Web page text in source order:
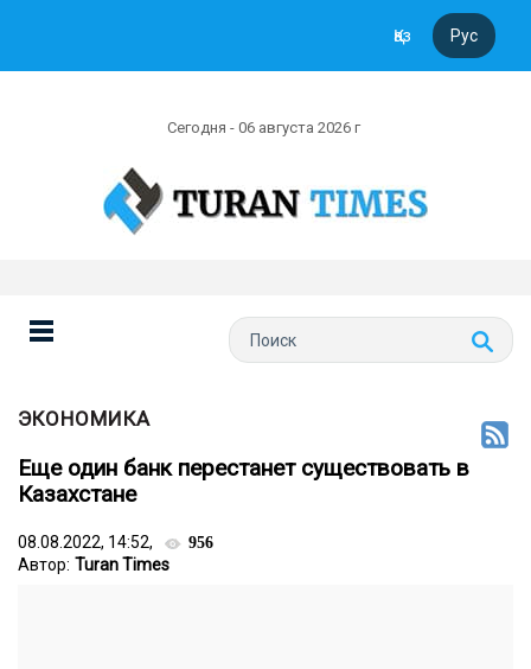
Қаз Рус
Сегодня - 06 августа 2026 г
ЭКОНОМИКА
Еще один банк перестанет существовать в
Казахстане
08.08.2022, 14:52, 956
Автор: Turan Times